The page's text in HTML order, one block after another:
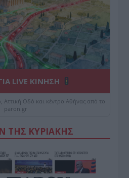
LIVE ΚΙΝΗΣΗ
Οδό και κέντρο Αθήνας από το
paron.gr
ΤΗΣ ΚΥΡΙΑΚΗΣ